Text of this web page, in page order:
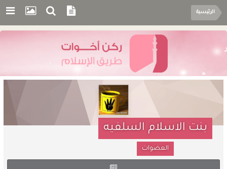
الرئيسية
بنت الاسلام السلفيه
العضوات